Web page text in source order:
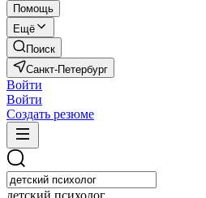
Помощь
Ещё
Поиск
Санкт-Петербург
Войти
Войти
Создать резюме
детский психолог